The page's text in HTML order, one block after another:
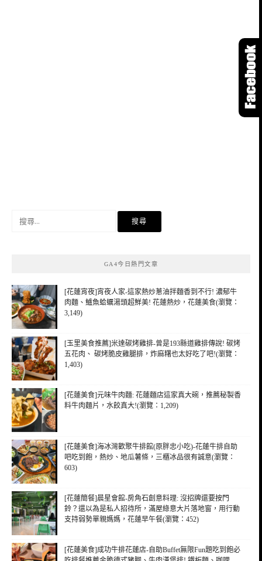
GA4今日熱門文章
[花蓮宵夜]宵夜人家-這家熱炒蔥油拌麵香到不行! 濃郁牛
肉麵、鱸魚蛤蠣湯頭超鮮美! 花蓮熱炒，花蓮美食(瀏覽：
3,149)
[玉里美食推薦]米達碳烤雞排-曾是193縣道雞排傳說! 碳烤
五花肉、 碳烤脆皮雞腿排，炸麻糬也太好吃了吧!(瀏覽：
1,403)
[花蓮美食]元味牛肉麵: 花蓮麵店這家真大碗，推薦秘製香
料牛肉麵片，水餃真大!(瀏覽：1,209)
[花蓮美食]海冰灣歡聚牛排館(原胖忠小吃)-花蓮牛排自助
吧吃到飽，熱炒、地瓜薯條，三櫃冰品很有誠意(瀏覽：
603)
[花蓮簡餐]晨星會館-房角石創意料理: 沒招牌還要按門
鈴？還以為是私人招待所，滿屋綠意大片落地窗，用行動
支持弱勢單親媽媽，花蓮早午餐(瀏覽：452)
[花蓮美食]成功牛排花蓮店-自助Buffet無限Fun題吃到飽必